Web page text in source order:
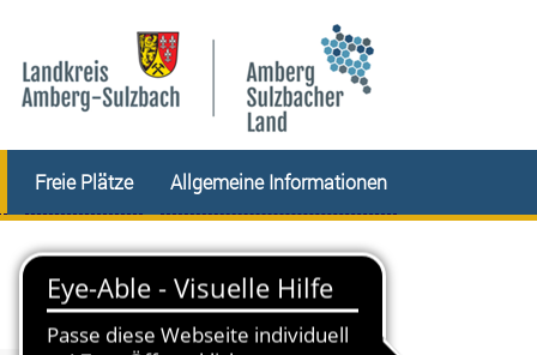
Freie Plätze Allgemeine Informationen